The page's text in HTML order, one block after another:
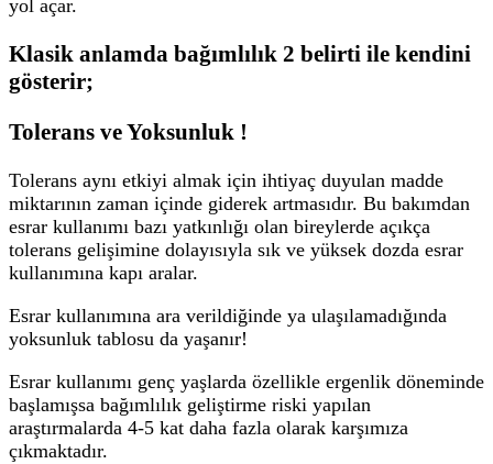
yol açar.
Klasik anlamda bağımlılık 2 belirti ile kendini
gösterir;
Tolerans ve Yoksunluk !
Tolerans aynı etkiyi almak için ihtiyaç duyulan madde
miktarının zaman içinde giderek artmasıdır. Bu bakımdan
esrar kullanımı bazı yatkınlığı olan bireylerde açıkça
tolerans gelişimine dolayısıyla sık ve yüksek dozda esrar
kullanımına kapı aralar.
Esrar kullanımına ara verildiğinde ya ulaşılamadığında
yoksunluk tablosu da yaşanır!
Esrar kullanımı genç yaşlarda özellikle ergenlik döneminde
başlamışsa bağımlılık geliştirme riski yapılan
araştırmalarda 4-5 kat daha fazla olarak karşımıza
çıkmaktadır.